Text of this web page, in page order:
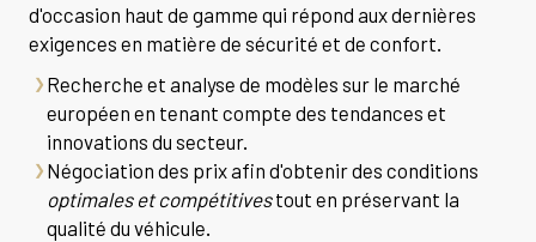
d'occasion haut de gamme qui répond aux dernières
exigences en matière de sécurité et de confort.
Recherche et analyse de modèles sur le marché
européen en tenant compte des tendances et
innovations du secteur.
Négociation des prix afin d'obtenir des conditions
optimales et compétitivestout en préservant la
qualité du véhicule.